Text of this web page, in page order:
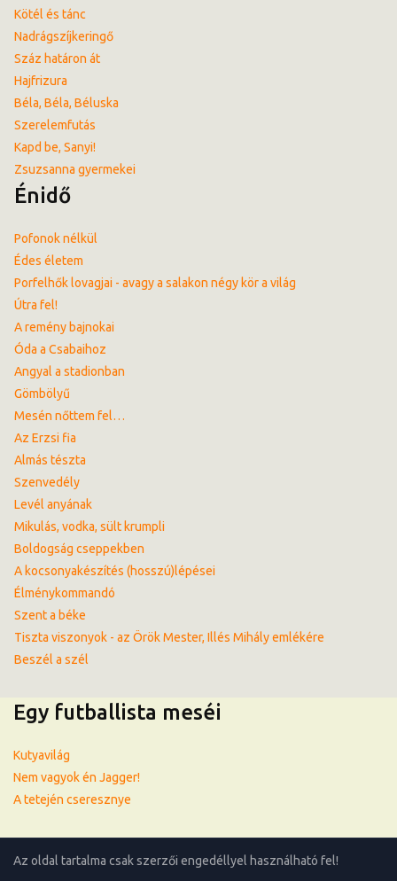
Kötél és tánc
Nadrágszíjkeringő
Száz határon át
Hajfrizura
Béla, Béla, Béluska
Szerelemfutás
Kapd be, Sanyi!
Zsuzsanna gyermekei
Énidő
Pofonok nélkül
Édes életem
Porfelhők lovagjai - avagy a salakon négy kör a világ
Útra fel!
A remény bajnokai
Óda a Csabaihoz
Angyal a stadionban
Gömbölyű
Mesén nőttem fel…
Az Erzsi fia
Almás tészta
Szenvedély
Levél anyának
Mikulás, vodka, sült krumpli
Boldogság cseppekben
A kocsonyakészítés (hosszú)lépései
Élménykommandó
Szent a béke
Tiszta viszonyok - az Örök Mester, Illés Mihály emlékére
Beszél a szél
Egy futballista meséi
Kutyavilág
Nem vagyok én Jagger!
A tetején cseresznye
Az oldal tartalma csak szerzői engedéllyel használható fel!